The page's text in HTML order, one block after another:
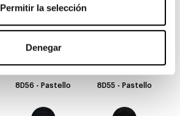
Permitir la selección
Denegar
8D59 - Pastello 8D58 - Pastello
8D56 - Pastello 8D55 - Pastello